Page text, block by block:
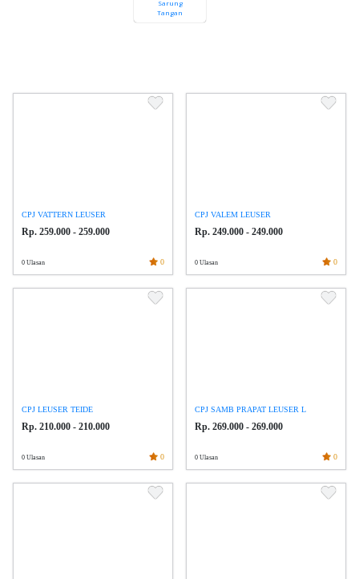
Sarung
Tangan
CPJ VATTERN LEUSER
Rp. 259.000 - 259.000
0 Ulasan 0
CPJ VALEM LEUSER
Rp. 249.000 - 249.000
0 Ulasan 0
CPJ LEUSER TEIDE
Rp. 210.000 - 210.000
0 Ulasan 0
CPJ SAMB PRAPAT LEUSER L
Rp. 269.000 - 269.000
0 Ulasan 0